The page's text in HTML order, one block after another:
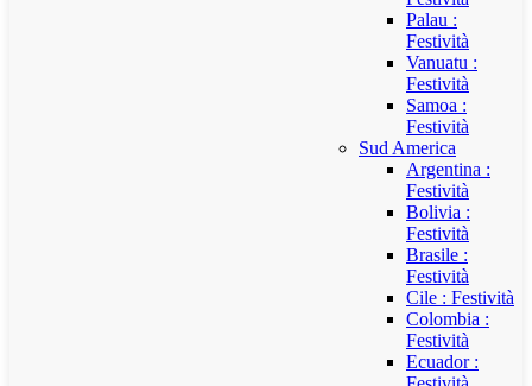
Palau :
Festività
Vanuatu :
Festività
Samoa :
Festività
Sud America
Argentina :
Festività
Bolivia :
Festività
Brasile :
Festività
Cile : Festività
Colombia :
Festività
Ecuador :